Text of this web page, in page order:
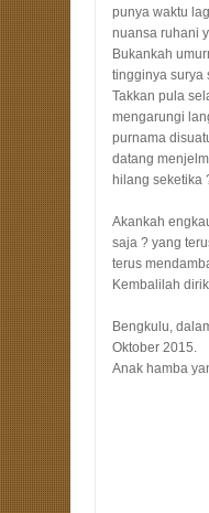
punya waktu
nuansa ruhani
Bukankah
tingginya surya
Takkan pula
mengarungi
purnama
datang
hilang seketika
Akankah
saja ? yang
terus
Kembalilah
Bengkulu,
Oktober 2015.
Anak hamba